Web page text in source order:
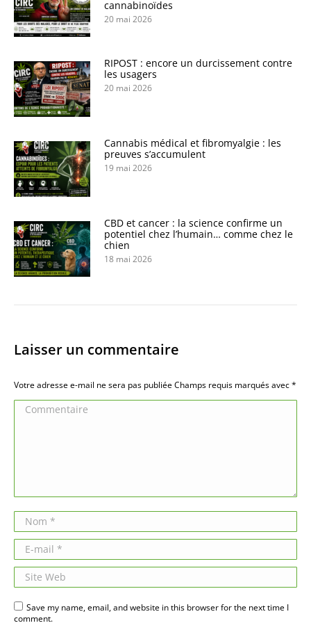
cannabinoïdes
20 mai 2026
RIPOST : encore un durcissement contre
les usagers
20 mai 2026
Cannabis médical et fibromyalgie : les
preuves s’accumulent
19 mai 2026
CBD et cancer : la science confirme un
potentiel chez l’humain… comme chez le
chien
18 mai 2026
Laisser un commentaire
Votre adresse e-mail ne sera pas publiée Champs requis marqués avec*
Commentaire
Nom *
E-mail *
Site Web
Save my name, email, and website in this browser for the next time I
comment.